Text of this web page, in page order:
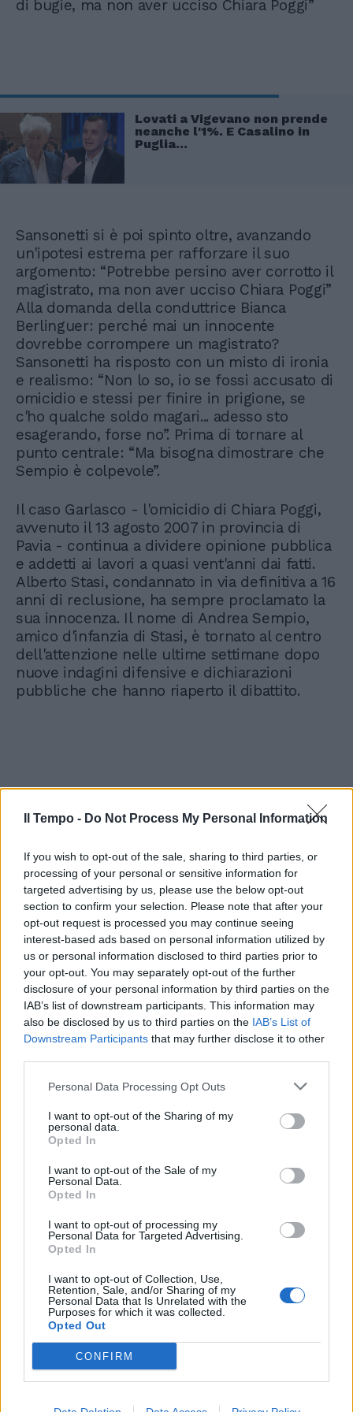
Il Tempo - Do Not Process My Personal Information
If you wish to opt-out of the sale, sharing to third parties, or
processing of your personal or sensitive information for
targeted advertising by us, please use the below opt-out
section to confirm your selection. Please note that after your
opt-out request is processed you may continue seeing
interest-based ads based on personal information utilized by
us or personal information disclosed to third parties prior to
your opt-out. You may separately opt-out of the further
disclosure of your personal information by third parties on the
IAB’s list of downstream participants. This information may
also be disclosed by us to third parties on the IAB’s List of
Downstream Participants that may further disclose it to other
Personal Data Processing Opt Outs
I want to opt-out of the Sharing of my
personal data.
Opted In
I want to opt-out of the Sale of my
Personal Data.
Opted In
I want to opt-out of processing my
Personal Data for Targeted Advertising.
Opted In
I want to opt-out of Collection, Use,
Retention, Sale, and/or Sharing of my
Personal Data that Is Unrelated with the
Purposes for which it was collected.
Opted Out
CONFIRM
di bugie, ma non aver ucciso Chiara Poggi”
Lovati a Vigevano non prende
neanche l'1%. E Casalino in
Puglia...
Sansonetti si è poi spinto oltre, avanzando
un'ipotesi estrema per rafforzare il suo
argomento: “Potrebbe persino aver corrotto il
magistrato, ma non aver ucciso Chiara Poggi”
Alla domanda della conduttrice Bianca
Berlinguer: perché mai un innocente
dovrebbe corrompere un magistrato?
Sansonetti ha risposto con un misto di ironia
e realismo: “Non lo so, io se fossi accusato di
omicidio e stessi per finire in prigione, se
c'ho qualche soldo magari... adesso sto
esagerando, forse no”. Prima di tornare al
punto centrale: “Ma bisogna dimostrare che
Sempio è colpevole”.
Il caso Garlasco - l'omicidio di Chiara Poggi,
avvenuto il 13 agosto 2007 in provincia di
Pavia - continua a dividere opinione pubblica
e addetti ai lavori a quasi vent'anni dai fatti.
Alberto Stasi, condannato in via definitiva a 16
anni di reclusione, ha sempre proclamato la
sua innocenza. Il nome di Andrea Sempio,
amico d'infanzia di Stasi, è tornato al centro
dell'attenzione nelle ultime settimane dopo
nuove indagini difensive e dichiarazioni
pubbliche che hanno riaperto il dibattito.